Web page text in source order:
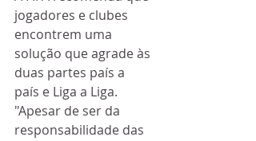
jogadores e clubes
encontrem uma
solução que agrade às
duas partes país a
país e Liga a Liga.
"Apesar de ser da
responsabilidade das